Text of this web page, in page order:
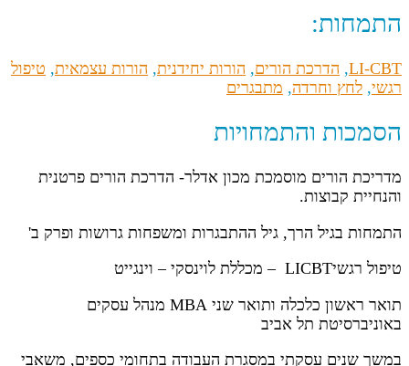
התמחות:
LI-CBT
, הדרכת הורים, הורות יחידנית, הורות עצמאית, טיפול
רגשי, לחץ וחרדה, מתבגרים
הסמכות והתמחויות
מדריכת הורים מוסמכת מכון אדלר- הדרכת הורים פרטנית
והנחיית קבוצות.
התמחות בגיל הרך, גיל ההתבגרות ומשפחות גרושות ופרק ב'
טיפול רגשיLICBT – מכללת לוינסקי – וינגייט
תואר ראשון כלכלה ותואר שני MBA מנהל עסקים
באוניברסיטת תל אביב
במשך שנים עסקתי במסגרת העבודה בתחומי כספים, משאבי